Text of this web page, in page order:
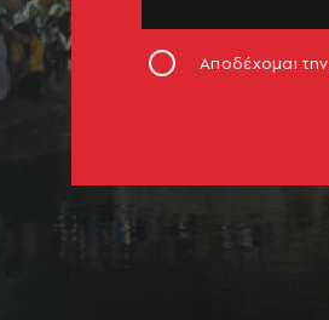
Αποδέχομαι την